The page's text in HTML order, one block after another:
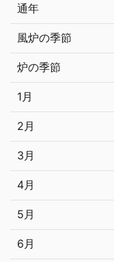
通年
風炉の季節
炉の季節
1月
2月
3月
4月
5月
6月